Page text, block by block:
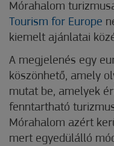
Mórahalom
Tourism for Europe
kiemelt ajánlatai
A megjelenés egy
köszönhető, amely
mutat be, amelyek
fenntartható
Mórahalom azért
mert egyedülálló